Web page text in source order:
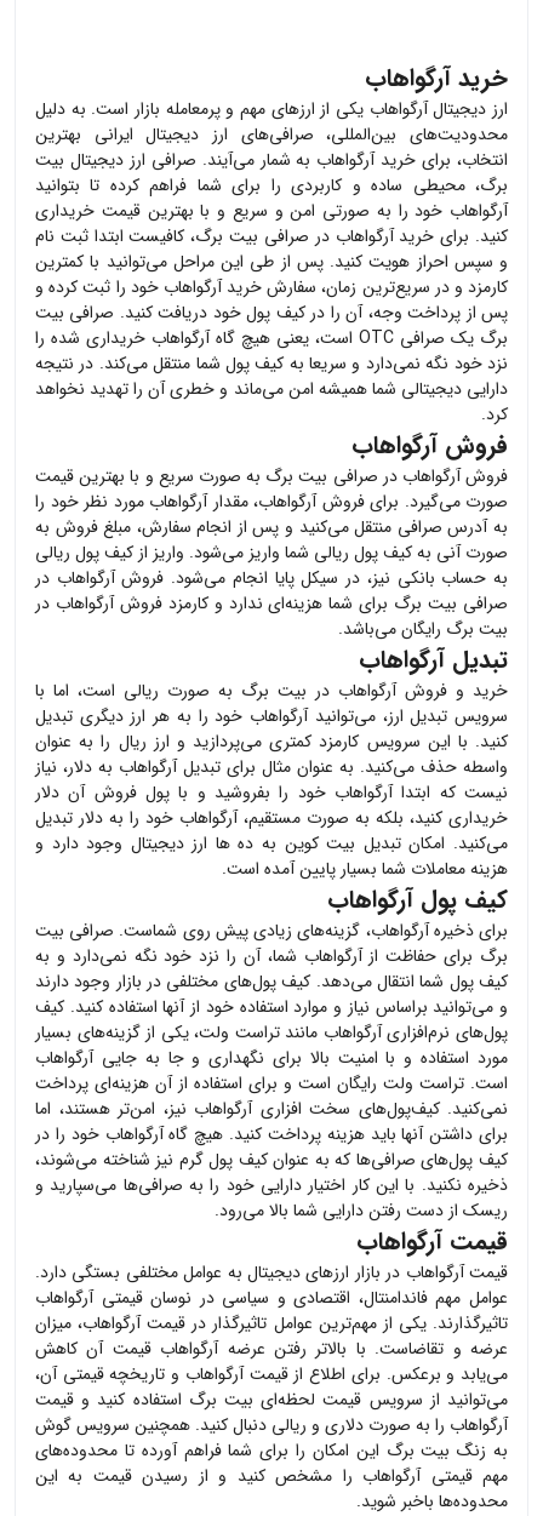
خرید آرگواهاب
ارز دیجیتالآرگواهاب یکی از ارزهای مهم و پرمعامله بازار است. به دلیل
محدودیت‌های بین‌المللی، صرافی‌های ارز دیجیتال ایرانی بهترین
انتخاب، برای خریدآرگواهاب به شمار می‌آیند. صرافی ارز دیجیتال بیت
برگ، محیطی ساده و کاربردی را برای شما فراهم کرده تا بتوانید
آرگواهاب خود را به صورتی امن و سریع و با بهترین قیمت خریداری
کنید. برای خریدآرگواهاب در صرافی بیت برگ، کافیست ابتدا ثبت نام
و سپس احراز هویت کنید. پس از طی این مراحل می‌توانید با کمترین
کارمزد و در سریع‌ترین زمان، سفارش خرید آرگواهاب خود را ثبت کرده و
پس از پرداخت وجه، آن را در کیف پول خود دریافت کنید. صرافی بیت
برگ یک صرافی OTC است، یعنی هیچ گاه
آرگواهاب خریداری شده را
نزد خود نگه نمی‌دارد و سریعا به کیف پول شما منتقل می‌کند. در نتیجه
دارایی دیجیتالی شما همیشه امن می‌ماند و خطری آن را تهدید نخواهد
کرد.
فروش آرگواهاب
فروشآرگواهاب در صرافی بیت برگ به صورت سریع و با بهترین قیمت
صورت می‌گیرد. برای فروشآرگواهاب، مقدارآرگواهاب مورد نظر خود را
به آدرس صرافی منتقل می‌کنید و پس از انجام سفارش، مبلغ فروش به
صورت آنی به کیف پول ریالی شما واریز می‌شود. واریز از کیف پول ریالی
به حساب بانکی نیز، در سیکل پایا انجام می‌شود. فروشآرگواهاب در
صرافی بیت برگ برای شما هزینه‌ای ندارد و کارمزد فروشآرگواهاب در
بیت برگ رایگان می‌باشد.
تبدیل آرگواهاب
خرید و فروشآرگواهاب در بیت برگ به صورت ریالی است، اما با
سرویس تبدیل ارز، می‌توانیدآرگواهاب خود را به هر ارز دیگری تبدیل
کنید. با این سرویس کارمزد کمتری می‌پردازید و ارز ریال را به عنوان
واسطه حذف می‌کنید. به عنوان مثال برای تبدیلآرگواهاب به دلار، نیاز
نیست که ابتداآرگواهاب خود را بفروشید و با پول فروش آن دلار
خریداری کنید، بلکه به صورت مستقیم،آرگواهاب خود را به دلار تبدیل
می‌کنید. امکان تبدیل بیت کوین به ده ها ارز دیجیتال وجود دارد و
هزینه معاملات شما بسیار پایین آمده است.
کیف پول آرگواهاب
برای ذخیرهآرگواهاب، گزینه‌های زیادی پیش روی شماست. صرافی بیت
برگ برای حفاظت ازآرگواهاب شما، آن را نزد خود نگه نمی‌دارد و به
کیف پول شما انتقال می‌دهد. کیف پول‌های مختلفی در بازار وجود دارند
و می‌توانید براساس نیاز و موارد استفاده خود از آنها استفاده کنید. کیف
پول‌های نرم‌افزاریآرگواهاب مانند تراست ولت، یکی از گزینه‌های بسیار
مورد استفاده و با امنیت بالا برای نگهداری و جا به جاییآرگواهاب
است. تراست ولت رایگان است و برای استفاده از آن هزینه‌ای پرداخت
نمی‌کنید. کیف‌پول‌های سخت افزاریآرگواهاب نیز، امن‌تر هستند، اما
برای داشتن آنها باید هزینه پرداخت کنید. هیچ گاهآرگواهاب خود را در
کیف پول‌های صرافی‌ها که به عنوان کیف پول گرم نیز شناخته می‌شوند،
ذخیره نکنید. با این کار اختیار دارایی خود را به صرافی‌ها می‌سپارید و
ریسک از دست رفتن دارایی شما بالا می‌رود.
قیمت آرگواهاب
قیمتآرگواهاب در بازار ارزهای دیجیتال به عوامل مختلفی بستگی دارد.
عوامل مهم فاندامنتال، اقتصادی و سیاسی در نوسان قیمتیآرگواهاب
تاثیرگذارند. یکی از مهم‌ترین عوامل تاثیرگذار در قیمتآرگواهاب، میزان
عرضه و تقاضاست. با بالاتر رفتن عرضهآرگواهاب قیمت آن کاهش
می‌یابد و برعکس. برای اطلاع از قیمتآرگواهاب و تاریخچه قیمتی آن،
می‌توانید از سرویس قیمت لحظه‌ای بیت برگ استفاده کنید و قیمت
آرگواهاب را به صورت دلاری و ریالی دنبال کنید. همچنین سرویس گوش
به زنگ بیت برگ این امکان را برای شما فراهم آورده تا محدوده‌های
مهم قیمتیآرگواهاب را مشخص کنید و از رسیدن قیمت به این
محدوده‌ها باخبر شوید.